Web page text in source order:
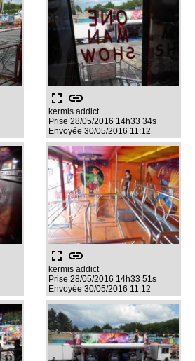
fullscreen link
kermis addict
Prise 28/05/2016 14h33 34s
Envoyée 30/05/2016 11:12
fullscreen link
kermis addict
Prise 28/05/2016 14h33 51s
Envoyée 30/05/2016 11:12